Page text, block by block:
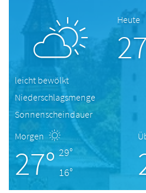
Heute
leicht bewölkt
Niederschlagsmenge
Sonnenscheindauer
Morgen
27° 29°
16°